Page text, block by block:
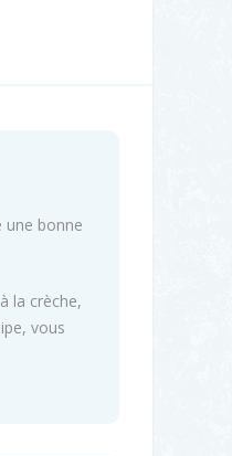
une bonne
la crèche,
vous